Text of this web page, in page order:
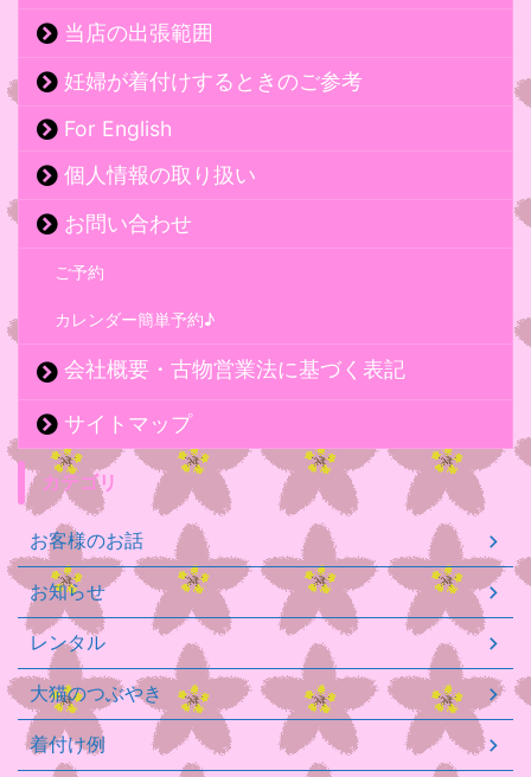
当店の出張範囲
妊婦が着付けするときのご参考
For English
個人情報の取り扱い
お問い合わせ
ご予約
カレンダー簡単予約♪
会社概要・古物営業法に基づく表記
サイトマップ
カテゴリ
お客様のお話
お知らせ
レンタル
大猫のつぶやき
着付け例